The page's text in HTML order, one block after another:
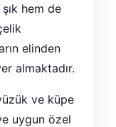
hem de
elinden
almaktadır.
ve küpe
uygun özel